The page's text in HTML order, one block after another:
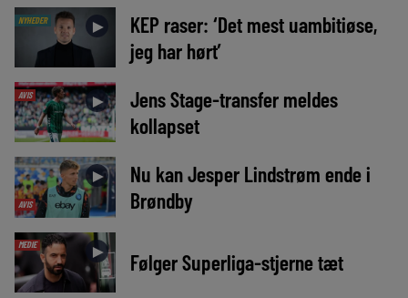
NYHEDER ►
KEP raser: ‘Det mest uambitiøse,
jeg har hørt’
AVIS ►
Jens Stage-transfer meldes
kollapset
AVIS
►
Nu kan Jesper Lindstrøm ende i
Brøndby
MEDIE ► Følger Superliga-stjerne tæt